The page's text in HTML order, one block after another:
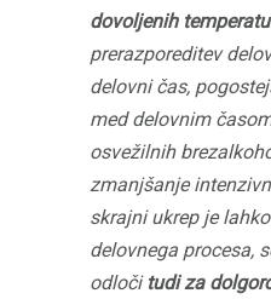
dovoljenih
prerazporeditev
delovni čas,
med delovnim
osvežilnih
zmanjšanje
skrajni ukrep je
delovnega procesa,
odloči tudi za